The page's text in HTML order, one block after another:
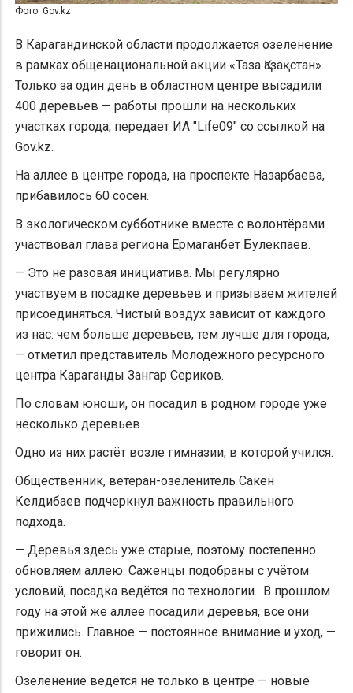
Фото: Gov.kz
В Карагандинской области продолжается озеленение
в рамках общенациональной акции «Таза Қазақстан».
Только за один день в областном центре высадили
400 деревьев — работы прошли на нескольких
участках города, передает ИА "Life09" со ссылкой на
Gov.kz.
На аллее в центре города, на проспекте Назарбаева,
прибавилось 60 сосен.
В экологическом субботнике вместе с волонтёрами
участвовал глава региона Ермаганбет Булекпаев.
— Это не разовая инициатива. Мы регулярно
участвуем в посадке деревьев и призываем жителей
присоединяться. Чистый воздух зависит от каждого
из нас: чем больше деревьев, тем лучше для города,
— отметил представитель Молодёжного ресурсного
центра Караганды Зангар Сериков.
По словам юноши, он посадил в родном городе уже
несколько деревьев.
Одно из них растёт возле гимназии, в которой учился.
Общественник, ветеран-озеленитель Сакен
Келдибаев подчеркнул важность правильного
подхода.
— Деревья здесь уже старые, поэтому постепенно
обновляем аллею. Саженцы подобраны с учётом
условий, посадка ведётся по технологии. В прошлом
году на этой же аллее посадили деревья, все они
прижились. Главное — постоянное внимание и уход, —
говорит он.
Озеленение ведётся не только в центре — новые